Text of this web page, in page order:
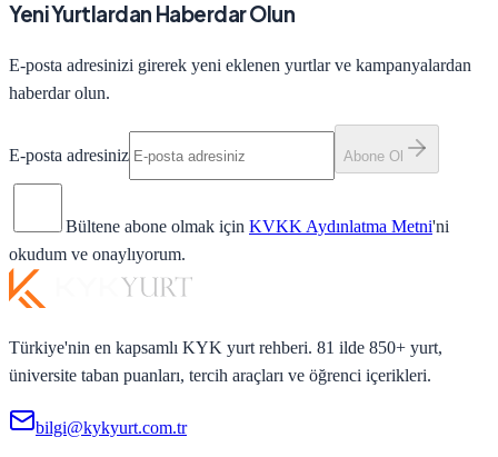
Yeni Yurtlardan Haberdar Olun
E-posta adresinizi girerek yeni eklenen yurtlar ve kampanyalardan
haberdar olun.
E-posta adresiniz Abone Ol
Bültene abone olmak için KVKK Aydınlatma Metni'ni
okudum ve onaylıyorum.
Türkiye'nin en kapsamlı KYK yurt rehberi. 81 ilde 850+ yurt,
üniversite taban puanları, tercih araçları ve öğrenci içerikleri.
bilgi@kykyurt.com.tr